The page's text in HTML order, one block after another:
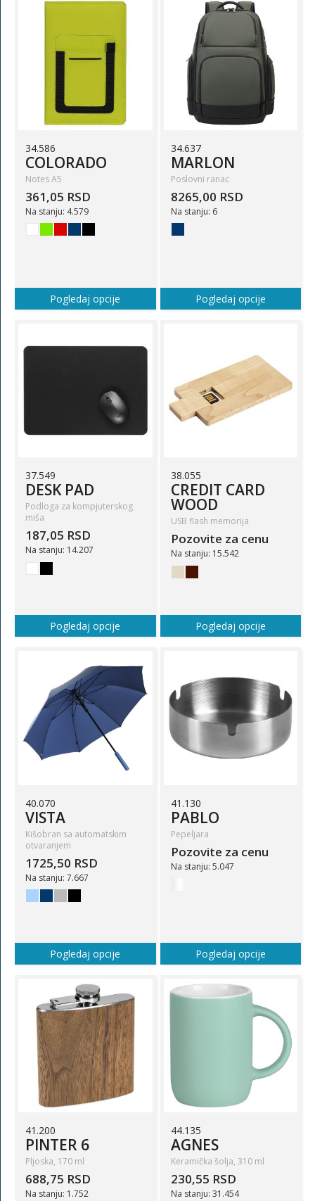
34.586
COLORADO
Notes A5
361,05 RSD
Na stanju: 4.579
Pogledaj opcije
34.637
MARLON
Poslovni ranac
8265,00 RSD
Na stanju: 6
Pogledaj opcije
37.549
DESK PAD
Podloga za kompjuterskog
miša
187,05 RSD
Na stanju: 14.207
Pogledaj opcije
38.055
CREDIT CARD
WOOD
USB flash memorija
Pozovite za cenu
Na stanju: 15.542
Pogledaj opcije
40.070
VISTA
Kišobran sa automatskim
otvaranjem
1725,50 RSD
Na stanju: 7.667
Pogledaj opcije
41.130
PABLO
Pepeljara
Pozovite za cenu
Na stanju: 5.047
Pogledaj opcije
41.200
PINTER 6
Pljoska, 170 ml
688,75 RSD
Na stanju: 1.752
44.135
AGNES
Keramička šolja, 310 ml
230,55 RSD
Na stanju: 31.454